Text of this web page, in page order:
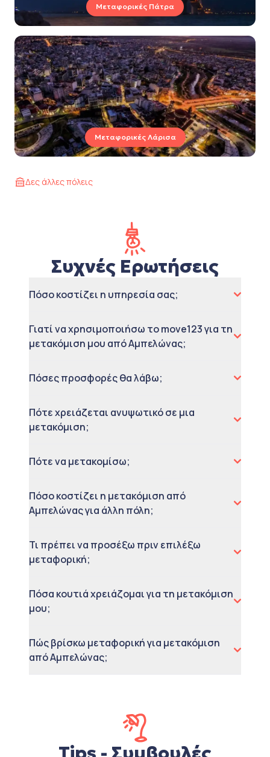
Μεταφορικές Πάτρα
Μεταφορικές Λάρισα
Δες άλλες πόλεις
Συχνές Ερωτήσεις
Πόσο κοστίζει η υπηρεσία σας;
Γιατί να χρησιμοποιήσω το move123 για τη
μετακόμιση μου από Αμπελώνας;
Πόσες προσφορές θα λάβω;
Πότε χρειάζεται ανυψωτικό σε μια
μετακόμιση;
Πότε να μετακομίσω;
Πόσο κοστίζει η μετακόμιση από
Αμπελώνας για άλλη πόλη;
Τι πρέπει να προσέξω πριν επιλέξω
μεταφορική;
Πόσα κουτιά χρειάζομαι για τη μετακόμιση
μου;
Πώς βρίσκω μεταφορική για μετακόμιση
από Αμπελώνας;